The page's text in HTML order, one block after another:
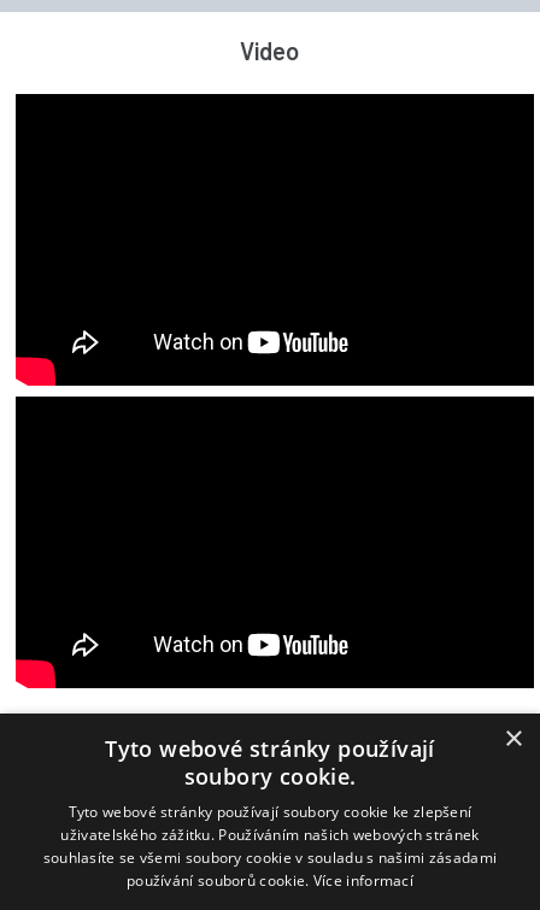
Video
Windsurfing IQFoil Paddleboarding
Půjčovna
Výprodej Bazar Předobjednávky
|
Obchodní podmínky
Cookies nastavení Odstoupit od smlouvy
×
Tyto webové stránky používají
soubory cookie.
Tyto webové stránky používají soubory cookie ke zlepšení
uživatelského zážitku. Používáním našich webových stránek
souhlasíte se všemi soubory cookie v souladu s našimi zásadami
používání souborů cookie. Více informací